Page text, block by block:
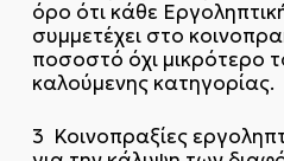
όρο ότι κάθε
συμμετέχει στο
ποσοστό όχι μικρότερο
καλούμενης κατηγορίας.
3 Κοινοπραξίες